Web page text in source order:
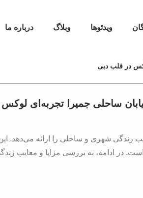
ویدئوها وبلاگ درباره ما
در قلب دبی
ساحلی جمیرا تجربه‌ای
زندگی شهری و ساحلی را ارائه می‌دهد.
در ادامه، به بررسی مزایا و معایب